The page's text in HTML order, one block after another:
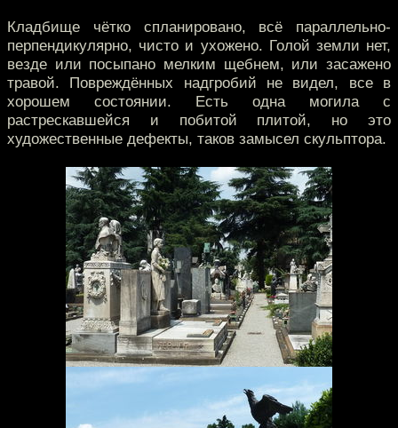
Кладбище чётко спланировано, всё параллельно-
перпендикулярно, чисто и ухожено. Голой земли нет,
везде или посыпано мелким щебнем, или засажено
травой. Повреждённых надгробий не видел, все в
хорошем состоянии. Есть одна могила с
растрескавшейся и побитой плитой, но это
художественные дефекты, таков замысел скульптора.